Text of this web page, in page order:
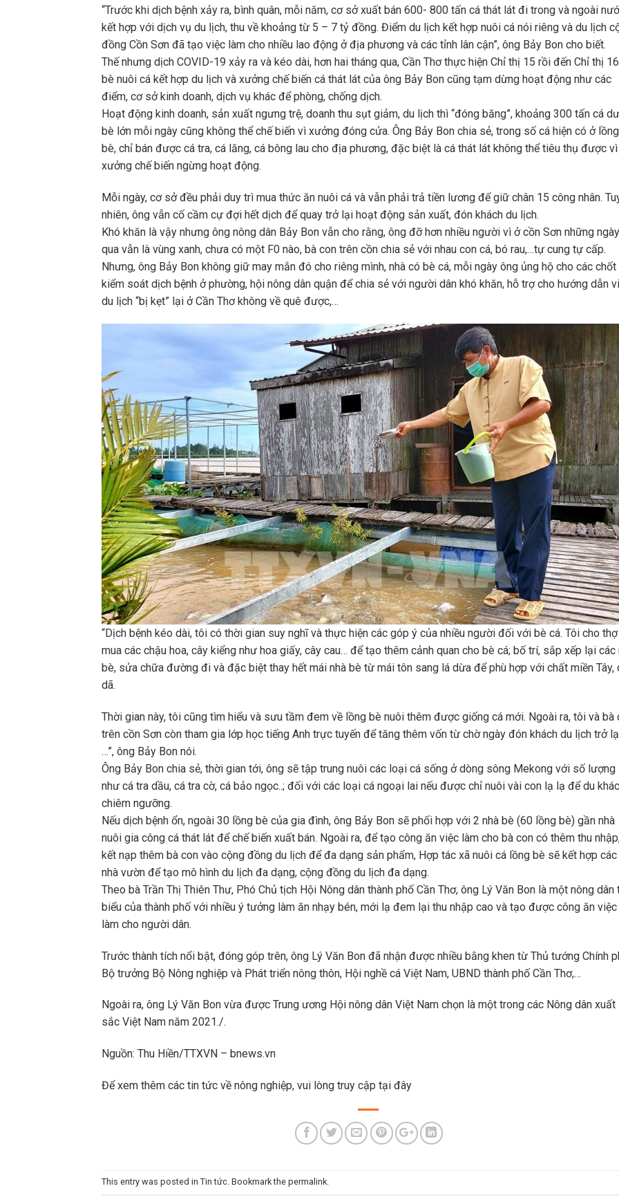
“Trước khi dịch bệnh xảy ra, bình quân, mỗi năm, cơ sở xuất bán 600- 800 tấn cá thát lát đi trong và ngoài
kết hợp với dịch vụ du lịch, thu về khoảng từ 5 – 7 tỷ đồng. Điểm du lịch kết hợp nuôi cá nói riêng và du lịch
đồng Cồn Sơn đã tạo việc làm cho nhiều lao động ở địa phương và các tỉnh lân cận”, ông Bảy Bon cho biết.
Thế nhưng dịch COVID-19 xảy ra và kéo dài, hơn hai tháng qua, Cần Thơ thực hiện Chỉ thị 15 rồi đến Chỉ thị
bè nuôi cá kết hợp du lịch và xưởng chế biến cá thát lát của ông Bảy Bon cũng tạm dừng hoạt động như các
điểm, cơ sở kinh doanh, dịch vụ khác để phòng, chống dịch.
Hoạt động kinh doanh, sản xuất ngưng trệ, doanh thu sụt giảm, du lịch thì “đóng băng”, khoảng 300 tấn cá
bè lớn mỗi ngày cũng không thể chế biến vì xưởng đóng cửa. Ông Bảy Bon chia sẻ, trong số cá hiện có ở lồng
bè, chỉ bán được cá tra, cá lăng, cá bông lau cho địa phương, đặc biệt là cá thát lát không thể tiêu thụ được vì
xưởng chế biến ngừng hoạt động.
Mỗi ngày, cơ sở đều phải duy trì mua thức ăn nuôi cá và vẫn phải trả tiền lương để giữ chân 15 công nhân.
nhiên, ông vẫn cố cầm cự đợi hết dịch để quay trở lại hoạt động sản xuất, đón khách du lịch.
Khó khăn là vậy nhưng ông nông dân Bảy Bon vẫn cho rằng, ông đỡ hơn nhiều người vì ở cồn Sơn những ngày
qua vẫn là vùng xanh, chưa có một F0 nào, bà con trên cồn chia sẻ với nhau con cá, bó rau,…tự cung tự cấp.
Nhưng, ông Bảy Bon không giữ may mắn đó cho riêng mình, nhà có bè cá, mỗi ngày ông ủng hộ cho các chốt
kiểm soát dịch bệnh ở phường, hội nông dân quận để chia sẻ với người dân khó khăn, hỗ trợ cho hướng dẫn
du lịch “bị kẹt” lại ở Cần Thơ không về quê được,…
“Dịch bệnh kéo dài, tôi có thời gian suy nghĩ và thực hiện các góp ý của nhiều người đối với bè cá. Tôi cho thợ
mua các chậu hoa, cây kiểng như hoa giấy, cây cau… để tạo thêm cảnh quan cho bè cá; bố trí, sắp xếp lại các
bè, sửa chữa đường đi và đặc biệt thay hết mái nhà bè từ mái tôn sang lá dừa để phù hợp với chất miền Tây,
dã.
Thời gian này, tôi cũng tìm hiểu và sưu tầm đem về lồng bè nuôi thêm được giống cá mới. Ngoài ra, tôi và bà
trên cồn Sơn còn tham gia lớp học tiếng Anh trực tuyến để tăng thêm vốn từ chờ ngày đón khách du lịch trở
…”, ông Bảy Bon nói.
Ông Bảy Bon chia sẻ, thời gian tới, ông sẽ tập trung nuôi các loại cá sống ở dòng sông Mekong với số lượng
như cá tra dầu, cá tra cờ, cá bảo ngọc..; đối với các loại cá ngoại lai nếu được chỉ nuôi vài con lạ lạ để du
chiêm ngưỡng.
Nếu dịch bệnh ổn, ngoài 30 lồng bè của gia đình, ông Bảy Bon sẽ phối hợp với 2 nhà bè (60 lồng bè) gần nhà
nuôi gia công cá thát lát để chế biến xuất bán. Ngoài ra, để tạo công ăn việc làm cho bà con có thêm thu
kết nạp thêm bà con vào cộng đồng du lịch để đa dạng sản phẩm, Hợp tác xã nuôi cá lồng bè sẽ kết hợp các
nhà vườn để tạo mô hình du lịch đa dạng, cộng đồng du lịch đa dạng.
Theo bà Trần Thị Thiên Thư, Phó Chủ tịch Hội Nông dân thành phố Cần Thơ, ông Lý Văn Bon là một nông dân
biểu của thành phố với nhiều ý tưởng làm ăn nhạy bén, mới lạ đem lại thu nhập cao và tạo được công ăn việc
làm cho người dân.
Trước thành tích nổi bật, đóng góp trên, ông Lý Văn Bon đã nhận được nhiều bằng khen từ Thủ tướng Chính
Bộ trưởng Bộ Nông nghiệp và Phát triển nông thôn, Hội nghề cá Việt Nam, UBND thành phố Cần Thơ,…
Ngoài ra, ông Lý Văn Bon vừa được Trung ương Hội nông dân Việt Nam chọn là một trong các Nông dân xuất
sắc Việt Nam năm 2021./.
Nguồn: Thu Hiền/TTXVN – bnews.vn
Để xem thêm các tin tức về nông nghiệp, vui lòng truy cập tại đây
This entry was posted in Tin tức. Bookmark the permalink.